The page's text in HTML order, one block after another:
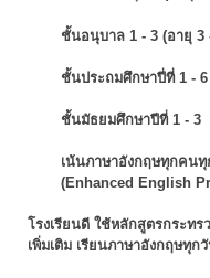
ชั้นอนุบาล 1 - 3 (อายุ 3
ชั้นประถมศึกษาปี่ที่ 1 - 6
ชั้นมัธยมศึกษาปีที่ 1 - 3
เน้นภาษาอังกฤษทุกคน
(Enhanced English
โรงเรียนดี ใช้หลักสูตรกระท
เพิ่มเติม เรียนภาษาอังกฤษทุก